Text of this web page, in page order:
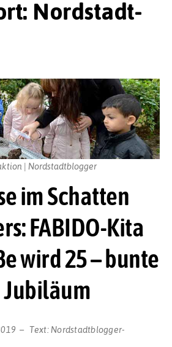
Nordstadt-
im Schatten
FABIDO-Kita
wird 25 – bunte
Jubiläum
Text: Nordstadtblogger-
| Nordstadtblogger